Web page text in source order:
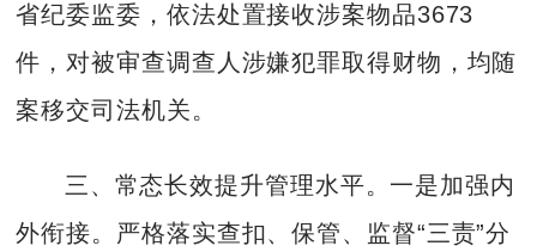
省纪委监委，依法处置接收涉案物品3673
件，对被审查调查人涉嫌犯罪取得财物，均随
案移交司法机关。
三、常态长效提升管理水平。一是加强内
外衔接。严格落实查扣、保管、监督“三责”分